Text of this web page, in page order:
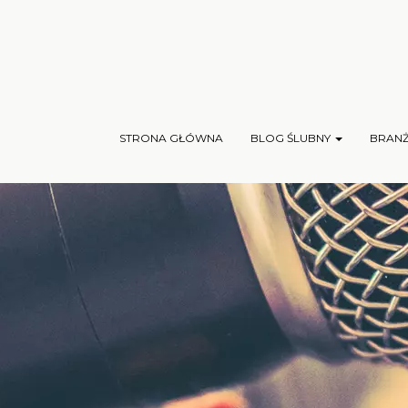
STRONA GŁÓWNA BLOG ŚLUBNY